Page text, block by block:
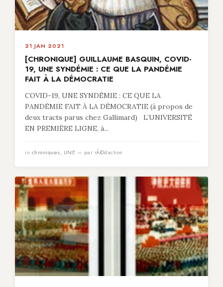
21 JAN 2021
[CHRONIQUE] GUILLAUME BASQUIN, COVID-
19, UNE SYNDÉMIE : CE QUE LA PANDÉMIE
FAIT À LA DÉMOCRATIE
COVID-19, UNE SYNDÉMIE : CE QUE LA
PANDÉMIE FAIT À LA DÉMOCRATIE (à propos de
deux tracts parus chez Gallimard) L’UNIVERSITÉ
EN PREMIÈRE LIGNE, à...
in chroniques, UNE — par rÃ©daction